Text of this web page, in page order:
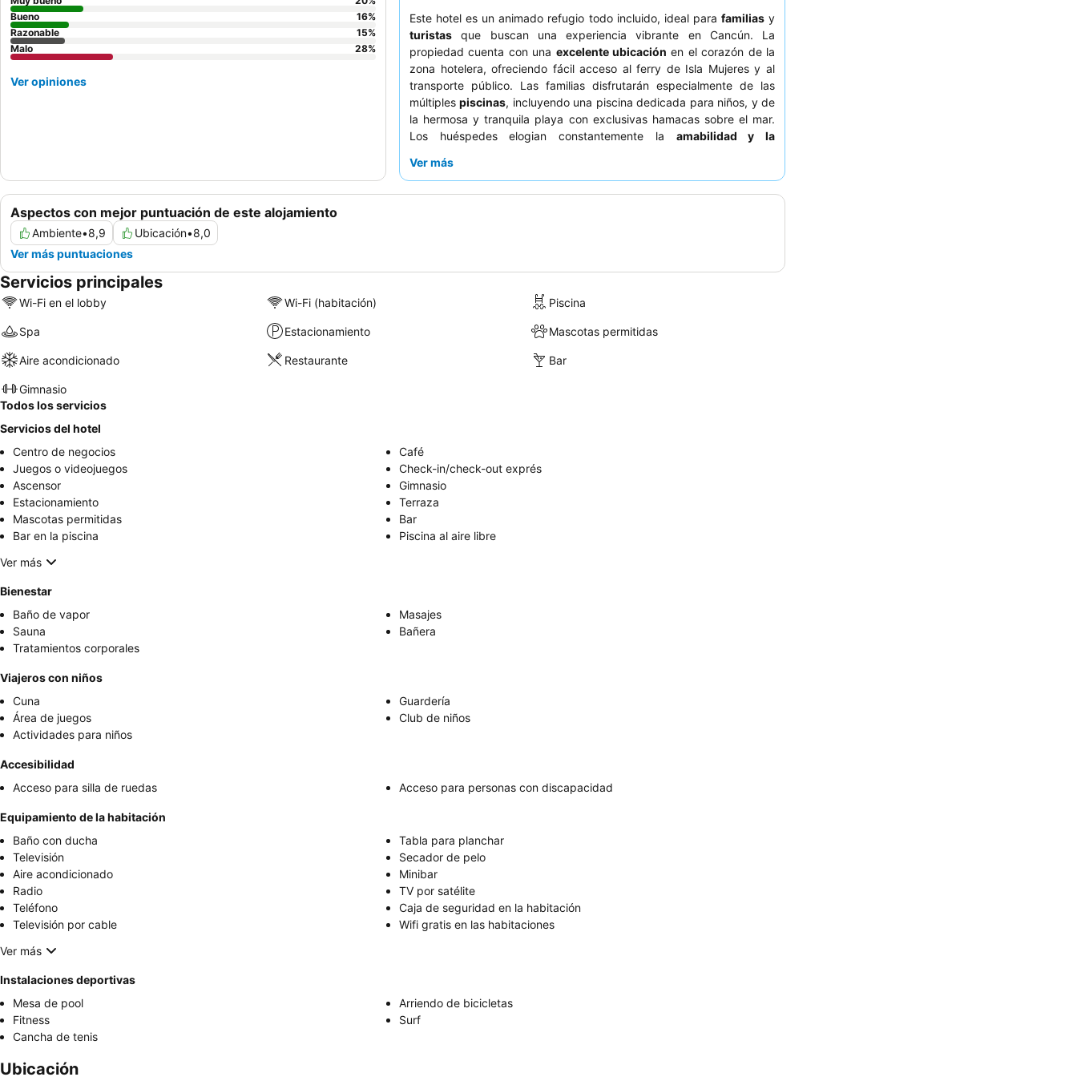
Este hotel es un animado refugio todo incluido, ideal para familiasy
turistas que buscan una experiencia vibrante en Cancún. La
propiedad cuenta con una excelente ubicación en el corazón de la
zona hotelera, ofreciendo fácil acceso al ferry de Isla Mujeres y al
transporte público. Las familias disfrutarán especialmente de las
múltiplespiscinas, incluyendo una piscina dedicada para niños, y de
la hermosa y tranquila playa con exclusivas hamacas sobre el mar.
Los huéspedes elogian constantemente la amabilidad y la
bármanes, y destacan la deliciosa oferta de los restaurantes de
Ver más
Aspectos con mejor puntuación de este alojamiento
Ambiente•8,9 Ubicación•8,0
Ver más puntuaciones
Bueno
16%
Razonable
15%
Malo
28%
Ver opiniones
Servicios principales
Wi-Fi en el lobby Wi-Fi (habitación) Piscina
Spa Estacionamiento Mascotas permitidas
Aire acondicionado Restaurante Bar
Gimnasio
Todos los servicios
Servicios del hotel
Centro de negocios
Café
Juegos o videojuegos
Check-in/check-out exprés
Ascensor
Gimnasio
Estacionamiento
Terraza
Mascotas permitidas
Bar
Bar en la piscina
Piscina al aire libre
Ver más
Bienestar
Baño de vapor
Masajes
Sauna
Bañera
Tratamientos corporales
Viajeros con niños
Cuna
Guardería
Área de juegos
Club de niños
Actividades para niños
Accesibilidad
Acceso para silla de ruedas
Acceso para personas con discapacidad
Equipamiento de la habitación
Baño con ducha
Tabla para planchar
Televisión
Secador de pelo
Aire acondicionado
Minibar
Radio
TV por satélite
Teléfono
Caja de seguridad en la habitación
Televisión por cable
Wifi gratis en las habitaciones
Ver más
Instalaciones deportivas
Mesa de pool
Arriendo de bicicletas
Fitness
Surf
Cancha de tenis
Ubicación